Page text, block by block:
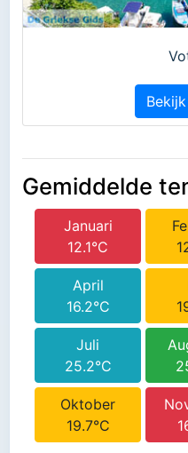
Gemiddelde
Januari
12.1°C
April
16.2°C
Juli
25.2°C
Oktober
19.7°C